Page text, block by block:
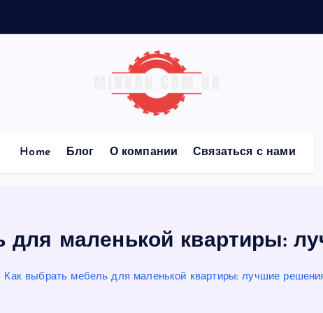
Home Блог О компании Связаться с нами
для маленькой квартиры:
Как выбрать мебель для маленькой квартиры: лучшие